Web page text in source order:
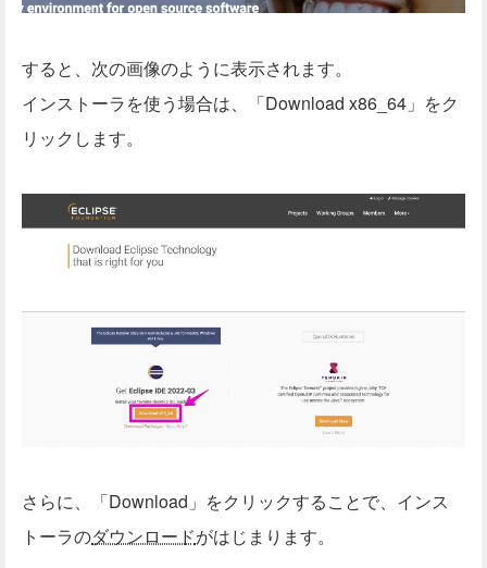
すると、次の画像のように表示されます。
インストーラを使う場合は、「Download x86_64」をク
リックします。
さらに、「Download」をクリックすることで、インス
トーラのダウンロードがはじまります。